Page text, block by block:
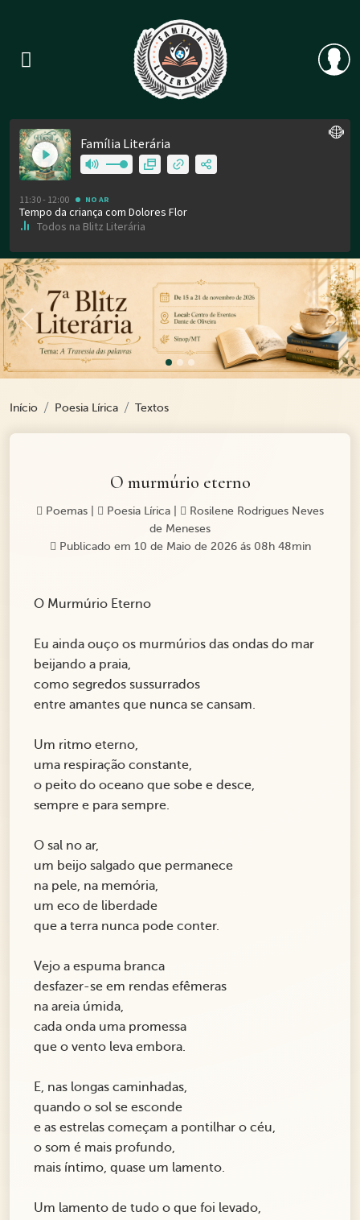
Previous
Início Poesia Lírica Textos
O murmúrio eterno
Poemas Poesia Lírica
Rosilene Rodrigues Neves
de Meneses
Publicado em 10 de Maio de 2026 ás 08h 48min
O Murmúrio Eterno
Eu ainda ouço os murmúrios das ondas do mar
beijando a praia,
como segredos sussurrados
entre amantes que nunca se cansam.
Um ritmo eterno,
uma respiração constante,
o peito do oceano que sobe e desce,
sempre e para sempre.
O sal no ar,
um beijo salgado que permanece
na pele, na memória,
um eco de liberdade
que a terra nunca pode conter.
Vejo a espuma branca
desfazer-se em rendas efêmeras
na areia úmida,
cada onda uma promessa
que o vento leva embora.
E, nas longas caminhadas,
quando o sol se esconde
e as estrelas começam a pontilhar o céu,
o som é mais profundo,
mais íntimo, quase um lamento.
Um lamento de tudo o que foi levado,